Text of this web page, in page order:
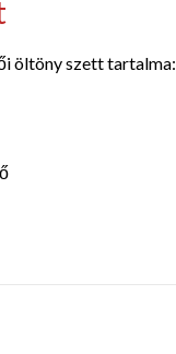
öltöny szett tartalma: